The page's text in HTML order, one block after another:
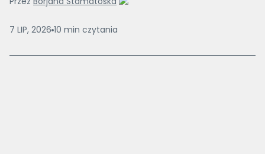
7 LIP, 2026 10 min czytania